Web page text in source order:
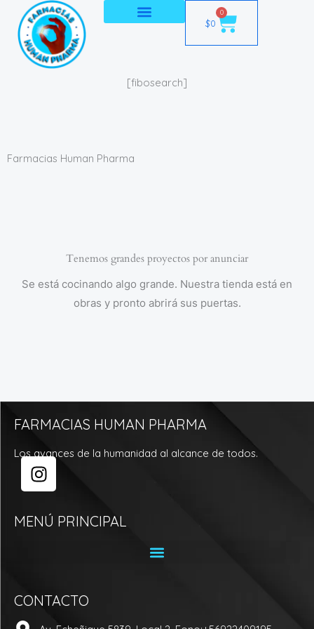
contenido
$0
0
Cart
[fibosearch]
Farmacias Human Pharma
Tenemos grandes proyectos por anunciar
Se está cocinando algo grande. Nuestra tienda está en
obras y pronto abrirá sus puertas.
FARMACIAS HUMAN PHARMA
Los avances de la humanidad al alcance de todos.
I
n
t
m
MENÚ PRINCIPAL
CONTACTO